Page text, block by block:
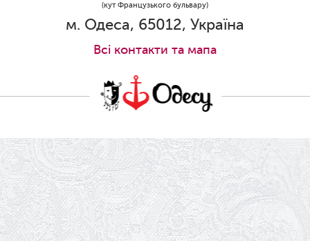
Ювілей Станіслава Зайцева
18.05.2026
Шукаємо інженерів і техніків
17.05.2026
Ювілей Валентини Бородіної
13.05.2026
(кут Французького бульвару)
м. Одеса, 65012, Україна
Всi контакти та мапа